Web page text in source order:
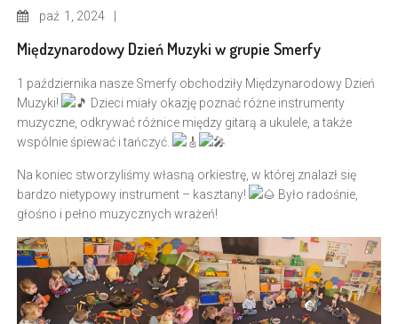
paź 1, 2024
Międzynarodowy Dzień Muzyki w grupie Smerfy
1 października nasze Smerfy obchodziły Międzynarodowy Dzień
Muzyki!
Dzieci miały okazję poznać różne instrumenty
muzyczne, odkrywać różnice między gitarą a ukulele, a także
wspólnie śpiewać i tańczyć.
Na koniec stworzyliśmy własną orkiestrę, w której znalazł się
bardzo nietypowy instrument – kasztany!
Było radośnie,
głośno i pełno muzycznych wrażeń!